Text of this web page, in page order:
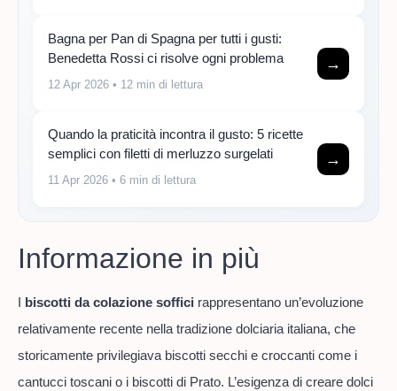
Bagna per Pan di Spagna per tutti i gusti:
Benedetta Rossi ci risolve ogni problema
12 Apr 2026 • 12 min di lettura
→
Quando la praticità incontra il gusto: 5 ricette
semplici con filetti di merluzzo surgelati
11 Apr 2026 • 6 min di lettura
→
Informazione in più
I biscotti da colazione soffici rappresentano un’evoluzione
relativamente recente nella tradizione dolciaria italiana, che
storicamente privilegiava biscotti secchi e croccanti come i
cantucci toscani o i biscotti di Prato. L’esigenza di creare dolci